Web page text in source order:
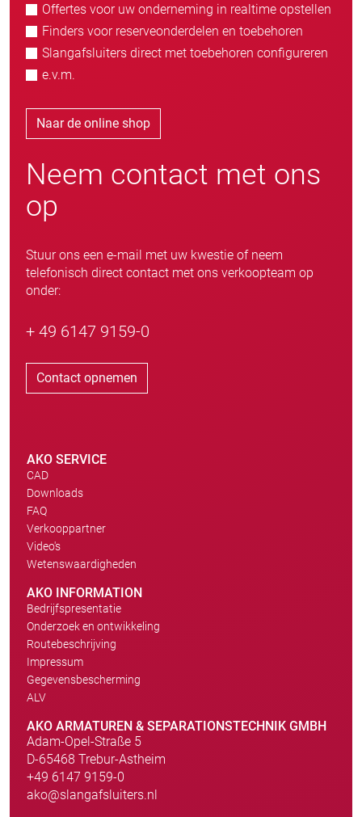
Offertes voor uw onderneming in realtime opstellen
Finders voor reserveonderdelen en toebehoren
Slangafsluiters direct met toebehoren configureren
e.v.m.
Naar de online shop
Neem contact met ons
op
Stuur ons een e-mail met uw kwestie of neem
telefonisch direct contact met ons verkoopteam op
onder:
+ 49 6147 9159-0
Contact opnemen
AKO SERVICE
CAD
Downloads
FAQ
Verkooppartner
Video's
Wetenswaardigheden
AKO INFORMATION
Bedrijfspresentatie
Onderzoek en ontwikkeling
Routebeschrijving
Impressum
Gegevensbescherming
ALV
AKO ARMATUREN & SEPARATIONSTECHNIK GMBH
Adam-Opel-Straße 5
D-65468 Trebur-Astheim
+49 6147 9159-0
ako@slangafsluiters.nl